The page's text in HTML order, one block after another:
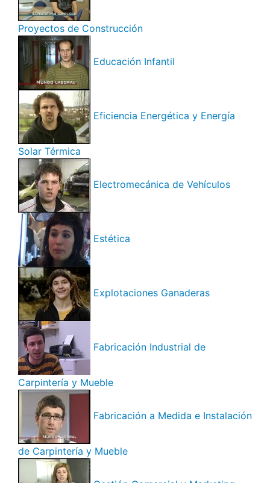
Proyectos de Construcción
Educación Infantil
Eficiencia Energética y Energía
Solar Térmica
Electromecánica de Vehículos
Estética
Explotaciones Ganaderas
Fabricación Industrial de
Carpintería y Mueble
Fabricación a Medida e Instalación
de Carpintería y Mueble